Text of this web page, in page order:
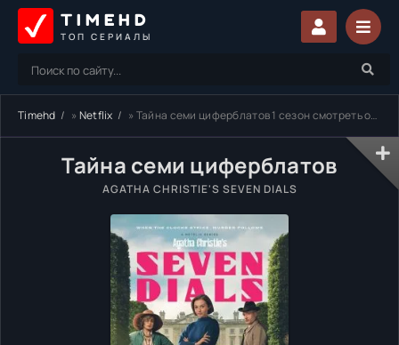
TIMEHD
ТОП СЕРИАЛЫ
Timehd »Netflix » Тайна семи циферблатов 1 сезон смотреть онлайн бесплатно
Тайна семи циферблатов
AGATHA CHRISTIE'S SEVEN DIALS